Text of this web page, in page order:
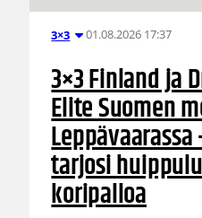
3×3 01.08.2026 17:37
3×3 Finland ja
Elite Suomen
tarjosi
koripalloa